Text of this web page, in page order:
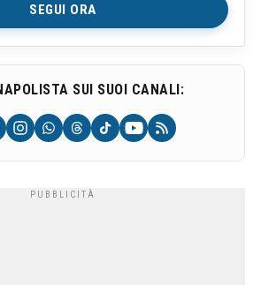
SEGUI ORA
SUI SUOI CANALI: